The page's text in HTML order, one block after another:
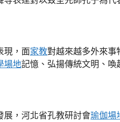
現，面家教對越來越多外來事
場地記憶、弘揚傳統文明、喚
展，河北省孔教研討會瑜伽場